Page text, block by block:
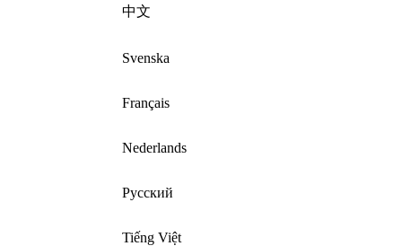
中文
Svenska
Français
Nederlands
Русский
Tiếng Việt